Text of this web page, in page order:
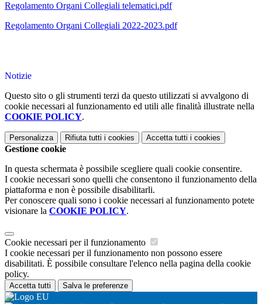
Regolamento Organi Collegiali telematici.pdf
Regolamento Organi Collegiali 2022-2023.pdf
Notizie
Questo sito o gli strumenti terzi da questo utilizzati si avvalgono di
cookie necessari al funzionamento ed utili alle finalità illustrate nella
COOKIE POLICY.
Personalizza Rifiuta tutti i cookies Accetta tutti i cookies
Gestione cookie
In questa schermata è possibile scegliere quali cookie consentire.
I cookie necessari sono quelli che consentono il funzionamento della
piattaforma e non è possibile disabilitarli.
Per conoscere quali sono i cookie necessari al funzionamento potete
visionare la COOKIE POLICY.
Cookie necessari per il funzionamento
I cookie necessari per il funzionamento non possono essere
disabilitati. È possibile consultare l'elenco nella pagina della cookie
policy.
Accetta tutti Salva le preferenze